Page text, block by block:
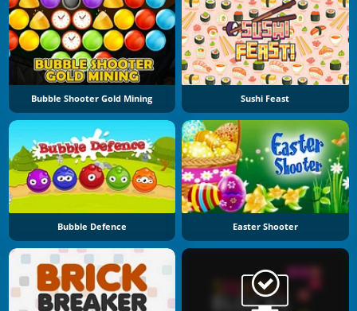
Bubble Shooter Gold Mining Sushi Feast
Bubble Defence Easter Shooter